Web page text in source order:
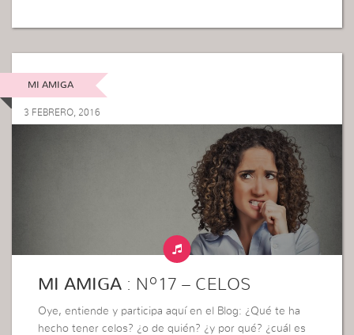
MI AMIGA
3 FEBRERO, 2016
MI AMIGA : Nº17 – CELOS
Oye, entiende y participa aquí en el Blog: ¿Qué te ha
hecho tener celos? ¿o de quién? ¿y por qué? ¿cuál es